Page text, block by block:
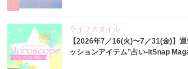
ライフスタイル
【2026年7／16(火)〜7／31(金)】
ッションアイテム”占い-itSnap